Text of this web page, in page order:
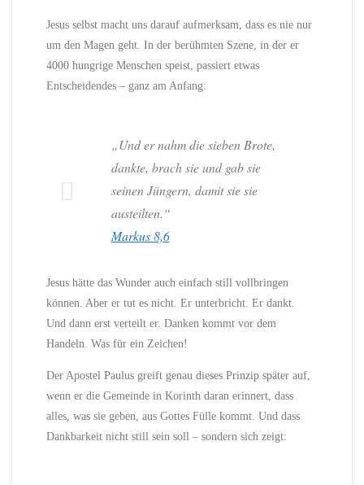
Jesus selbst macht uns darauf aufmerksam, dass es nie nur
um den Magen geht. In der berühmten Szene, in der er
4000 hungrige Menschen speist, passiert etwas
Entscheidendes – ganz am Anfang:
„Und er nahm die sieben Brote,
dankte, brach sie und gab sie
seinen Jüngern, damit sie sie
austeilten.“
Markus 8,6
Jesus hätte das Wunder auch einfach still vollbringen
können. Aber er tut es nicht. Er unterbricht. Er dankt.
Und dann erst verteilt er. Danken kommt vor dem
Handeln. Was für ein Zeichen!
Der Apostel Paulus greift genau dieses Prinzip später auf,
wenn er die Gemeinde in Korinth daran erinnert, dass
alles, was sie geben, aus Gottes Fülle kommt. Und dass
Dankbarkeit nicht still sein soll – sondern sich zeigt: